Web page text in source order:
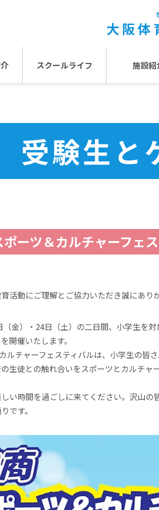
スクールライフ 施設紹
受験生と
ポーツ＆カルチャーフェ
活動にご理解とご協力いただき誠にあり
金）・24日（土）の二日間、小学生を
開催いたします。
ルチャーフェスティバルは、小学生の皆
生徒との触れ合いをスポーツとカルチャ
い時間を過ごしに来てください。沢山の
です。